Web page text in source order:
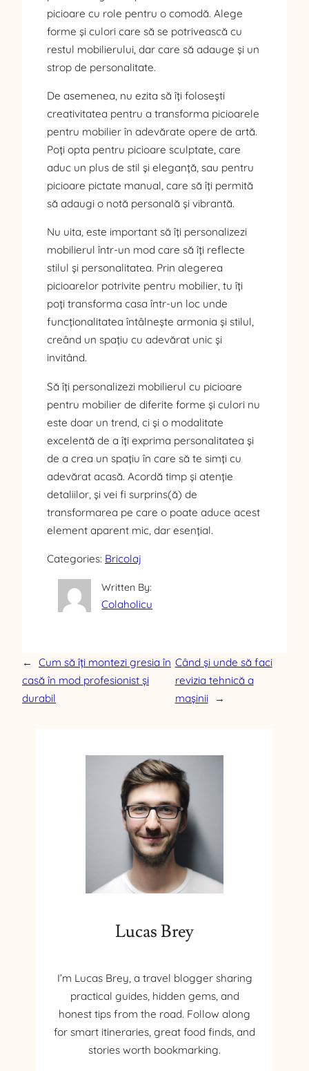
picioare cu role pentru o comodă. Alege
forme și culori care să se potrivească cu
restul mobilierului, dar care să adauge și un
strop de personalitate.
De asemenea, nu ezita să îți folosești
creativitatea pentru a transforma picioarele
pentru mobilier în adevărate opere de artă.
Poți opta pentru picioare sculptate, care
aduc un plus de stil și eleganță, sau pentru
picioare pictate manual, care să îți permită
să adaugi o notă personală și vibrantă.
Nu uita, este important să îți personalizezi
mobilierul într-un mod care să îți reflecte
stilul și personalitatea. Prin alegerea
picioarelor potrivite pentru mobilier, tu îți
poți transforma casa într-un loc unde
funcționalitatea întâlnește armonia și stilul,
creând un spațiu cu adevărat unic și
invitând.
Să îți personalizezi mobilierul cu picioare
pentru mobilier de diferite forme și culori nu
este doar un trend, ci și o modalitate
excelentă de a îți exprima personalitatea și
de a crea un spațiu în care să te simți cu
adevărat acasă. Acordă timp și atenție
detaliilor, și vei fi surprins(ă) de
transformarea pe care o poate aduce acest
element aparent mic, dar esențial.
Categories: Bricolaj
Written By:
Colaholicu
←
Cum să îți montezi gresia în
casă în mod profesionist și
durabil
Când și unde să faci
revizia tehnică a
mașinii
→
Lucas Brey
I’m Lucas Brey, a travel blogger sharing
practical guides, hidden gems, and
honest tips from the road. Follow along
for smart itineraries, great food finds, and
stories worth bookmarking.